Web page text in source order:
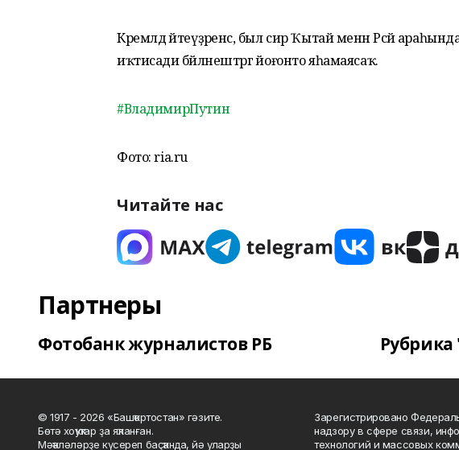
Кремлдә әйтеүҙәренсә, был сир Ҡытай менән Рәсәй
иҡтисади бәйләнештәргә йоғонто яһамаясаҡ.
#ВладимирПутин
Фото: ria.ru
Читайте нас
Партнеры
Фотобанк журналистов РБ
© 1917 - 2026 «Башҡортостан» гәзите.
Бөтә хоҡуҡтар ҙа яҡланған.
Мәҡәләләрҙе күсереп баҫҡанда, йә уларҙы
Зарегистрировано
надзору в сфере связи,
технологий и массовых